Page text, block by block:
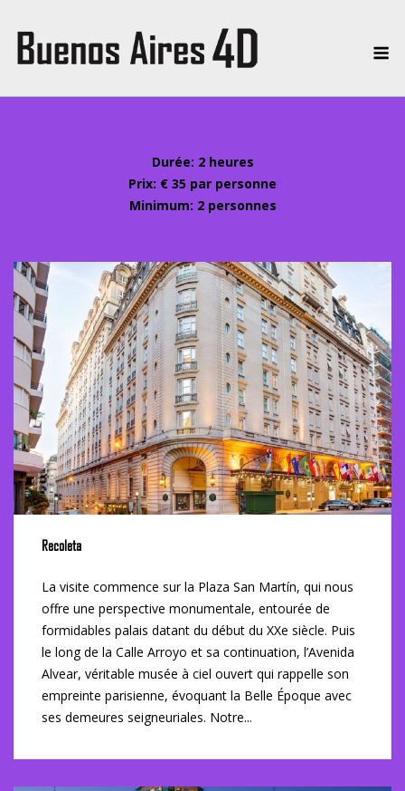
content
Durée: 2 heures
Prix: € 35 par personne
Minimum: 2 personnes
Recoleta
La visite commence sur la Plaza San Martín, qui nous
offre une perspective monumentale, entourée de
formidables palais datant du début du XXe siècle. Puis
le long de la Calle Arroyo et sa continuation, l’Avenida
Alvear, véritable musée à ciel ouvert qui rappelle son
empreinte parisienne, évoquant la Belle Époque avec
ses demeures seigneuriales. Notre...